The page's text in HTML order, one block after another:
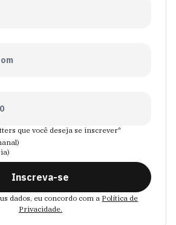
que você deseja se inscrever*
Inscreva-se
dados, eu concordo com a Política de
Privacidade.